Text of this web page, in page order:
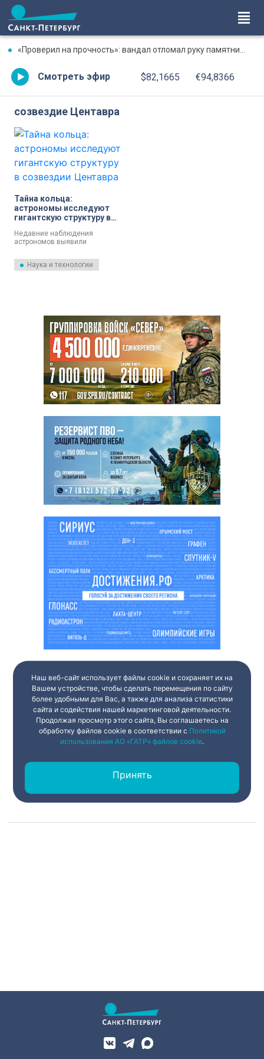
«Проверил на прочность»: вандал отломал руку памятнику в Сосновом Бору
Смотреть эфир $82,1665 €94,8366
созвездие Центавра
Тайна кольца:
астрономы исследуют
гигантскую структуру в
Недавние наблюдения
астрономов выявили
звездной системы,
расположенной на расстоянии
обнаружена гигантская
кольцевая структура,
окруженная как минимум
двумя планетами.
Наука и технологии
Наш веб-сайт использует файлы cookie и сохраняет их на
Вашем устройстве, чтобы сделать перемещения по сайту
более удобными для Вас, а также для анализа статистики
сайта и содействия нашей маркетинговой деятельности.
Продолжая просмотр этого сайта, Вы соглашаетесь на
обработку файлов cookie в соответствии с Политикой
использования АО «ГАТР» файлов cookie.
Принять